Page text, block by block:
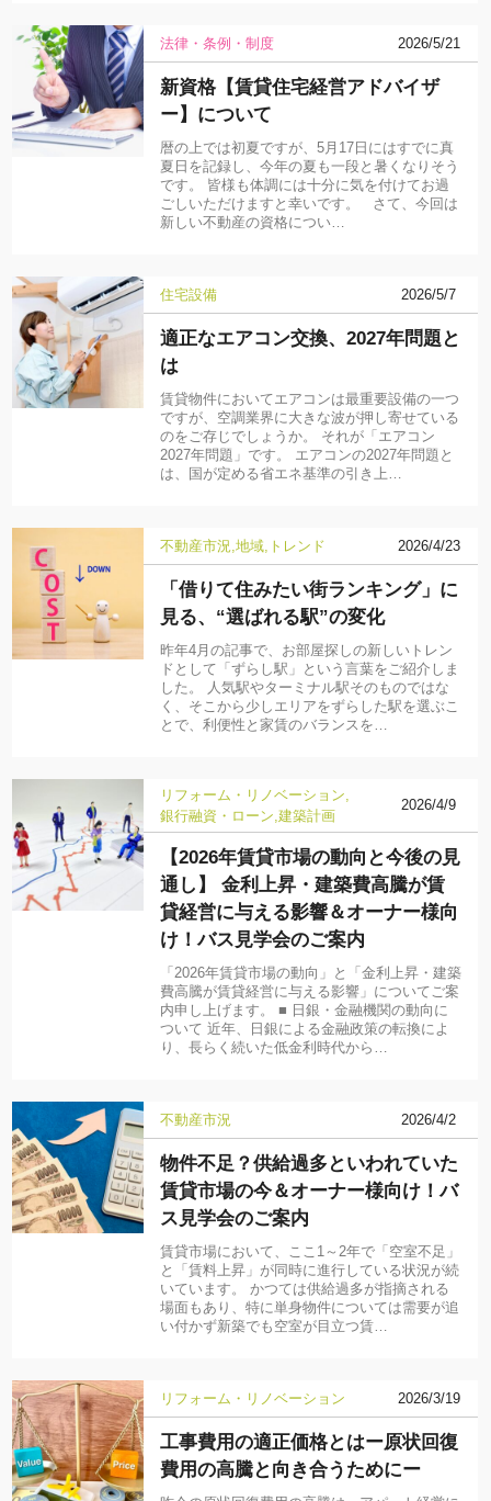
法律・条例・制度 2026/5/21
新資格【賃貸住宅経営アドバイザ
ー】について
暦の上では初夏ですが、5月17日にはすでに真
夏日を記録し、今年の夏も一段と暑くなりそう
です。 皆様も体調には十分に気を付けてお過
ごしいただけますと幸いです。 さて、今回は
新しい不動産の資格につい…
住宅設備 2026/5/7
適正なエアコン交換、2027年問題と
は
賃貸物件においてエアコンは最重要設備の一つ
ですが、空調業界に大きな波が押し寄せている
のをご存じでしょうか。 それが「エアコン
2027年問題」です。 エアコンの2027年問題と
は、国が定める省エネ基準の引き上…
不動産市況 地域 トレンド 2026/4/23
「借りて住みたい街ランキング」に
見る、“選ばれる駅”の変化
昨年4月の記事で、お部屋探しの新しいトレン
ドとして「ずらし駅」という言葉をご紹介しま
した。 人気駅やターミナル駅そのものではな
く、そこから少しエリアをずらした駅を選ぶこ
とで、利便性と家賃のバランスを…
リフォーム・リノベーション
銀行融資・ローン 建築計画
2026/4/9
【2026年賃貸市場の動向と今後の見
通し】 金利上昇・建築費高騰が賃
貸経営に与える影響＆オーナー様向
け！バス見学会のご案内
「2026年賃貸市場の動向」と「金利上昇・建築
費高騰が賃貸経営に与える影響」についてご案
内申し上げます。 ■ 日銀・金融機関の動向に
ついて 近年、日銀による金融政策の転換によ
り、長らく続いた低金利時代から…
不動産市況 2026/4/2
物件不足？供給過多といわれていた
賃貸市場の今＆オーナー様向け！バ
ス見学会のご案内
賃貸市場において、ここ1～2年で「空室不足」
と「賃料上昇」が同時に進行している状況が続
いています。 かつては供給過多が指摘される
場面もあり、特に単身物件については需要が追
い付かず新築でも空室が目立つ賃…
リフォーム・リノベーション 2026/3/19
工事費用の適正価格とはー原状回復
費用の高騰と向き合うためにー